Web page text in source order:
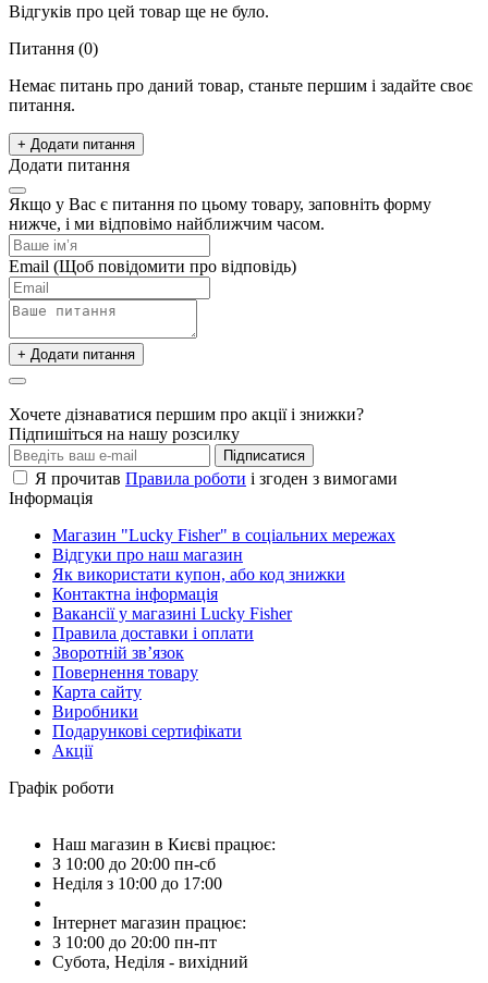
Відгуків про цей товар ще не було.
Питання (0)
Немає питань про даний товар, станьте першим і задайте своє
питання.
+ Додати питання
Додати питання
Якщо у Вас є питання по цьому товару, заповніть форму
нижче, і ми відповімо найближчим часом.
Email (Щоб повідомити про відповідь)
+ Додати питання
Хочете дізнаватися першим про акції і знижки?
Підпишіться на нашу розсилку
Підписатися
Я прочитав Правила роботи і згоден з вимогами
Інформація
Магазин "Lucky Fisher" в соціальних мережах
Відгуки про наш магазин
Як використати купон, або код знижки
Контактна інформація
Вакансії у магазині Lucky Fisher
Правила доставки і оплати
Зворотній зв’язок
Повернення товару
Карта сайту
Виробники
Подарункові сертифікати
Акції
Графік роботи
Наш магазин в Києві працює:
З 10:00 до 20:00 пн-сб
Неділя з 10:00 до 17:00
Інтернет магазин працює:
З 10:00 до 20:00 пн-пт
Субота, Неділя - вихідний